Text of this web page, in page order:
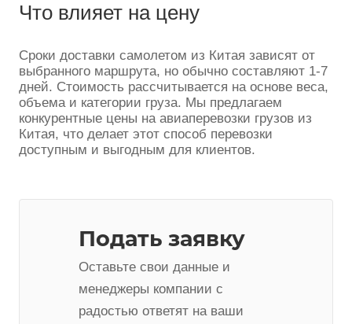
Что влияет на цену
Сроки доставки самолетом из Китая зависят от
выбранного маршрута, но обычно составляют 1-7
дней. Стоимость рассчитывается на основе веса,
объема и категории груза. Мы предлагаем
конкурентные цены на авиаперевозки грузов из
Китая, что делает этот способ перевозки
доступным и выгодным для клиентов.
Подать заявку
Оставьте свои данные и
менеджеры компании с
радостью ответят на ваши